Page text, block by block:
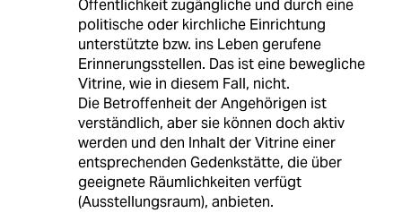
Öffentlichkeit zugängliche und durch eine
politische oder kirchliche Einrichtung
unterstützte bzw. ins Leben gerufene
Erinnerungsstellen. Das ist eine bewegliche
Vitrine, wie in diesem Fall, nicht.
Die Betroffenheit der Angehörigen ist
verständlich, aber sie können doch aktiv
werden und den Inhalt der Vitrine einer
entsprechenden Gedenkstätte, die über
geeignete Räumlichkeiten verfügt
(Ausstellungsraum), anbieten.